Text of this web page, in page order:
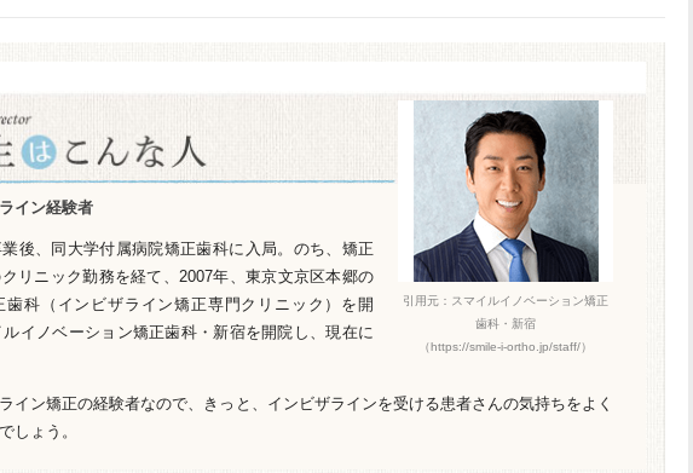
引用元：スマイルイノベーション矯正
歯科・新宿
（https://smile-i-ortho.jp/staff/）
イン経験者
後、同大学付属病院矯正歯科に入局。のち、矯正
リニック勤務を経て、2007年、東京文京区本郷の
歯科（インビザライン矯正専門クリニック）を開
イノベーション矯正歯科・新宿を開院し、現在に
イン矯正の経験者なので、きっと、インビザラインを受ける患者さんの気持ちをよく
しょう。